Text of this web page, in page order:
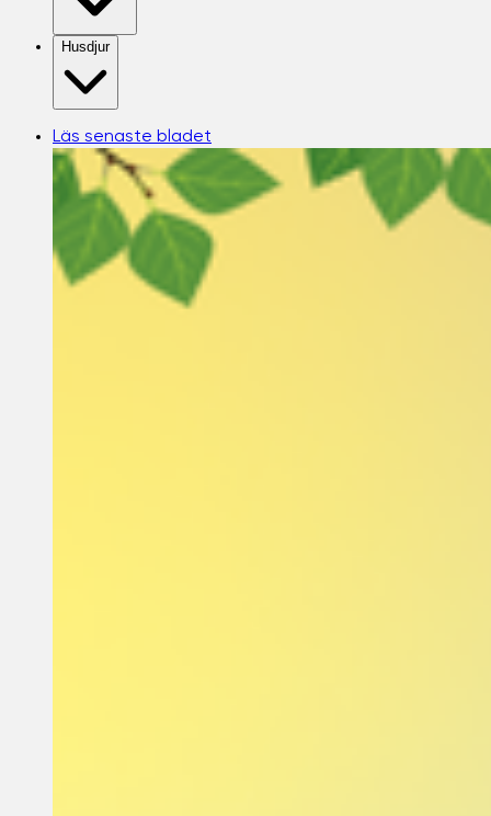
Husdjur
Läs senaste bladet